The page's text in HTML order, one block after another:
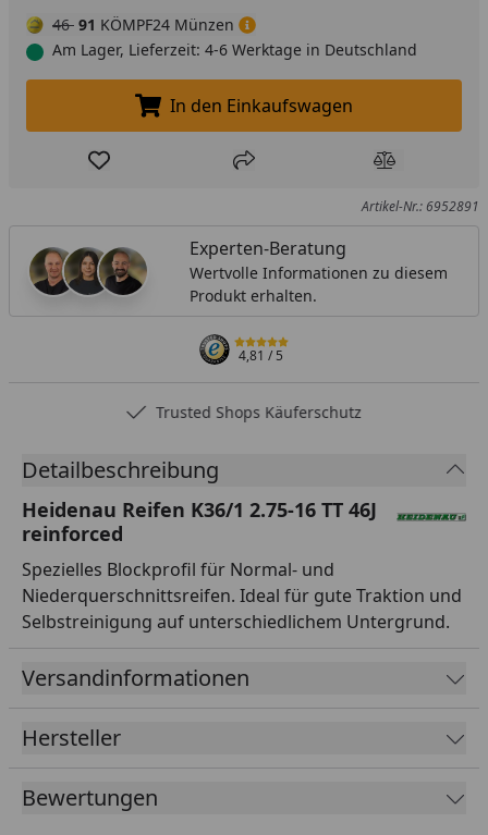
46 91 KÖMPF24 Münzen
Am Lager, Lieferzeit: 4-6 Werktage in Deutschland
In den Einkaufswagen legen
In den Einkaufswagen
Produkt zur Wunschliste hinzufügen
Teilen Produkt
Artikel-Nr.: 6952891
Experten-Beratung
Wertvolle Informationen zu diesem
Produkt erhalten.
4,81/ 5
Trusted Shops Käuferschutz
Detailbeschreibung
Heidenau Reifen K36/1 2.75-16 TT 46J
reinforced
Spezielles Blockprofil für Normal- und
Niederquerschnittsreifen. Ideal für gute Traktion und
Selbstreinigung auf unterschiedlichem Untergrund.
Versandinformationen
Hersteller
Bewertungen